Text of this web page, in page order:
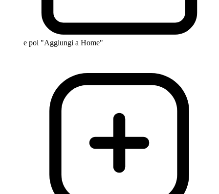
e poi "Aggiungi a Home"